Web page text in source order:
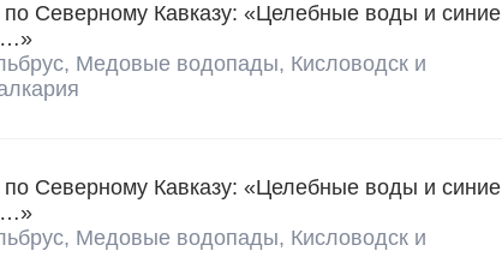
Северному Кавказу: «Целебные воды и синие
Медовые водопады, Кисловодск и
Северному Кавказу: «Целебные воды и синие
Медовые водопады, Кисловодск и